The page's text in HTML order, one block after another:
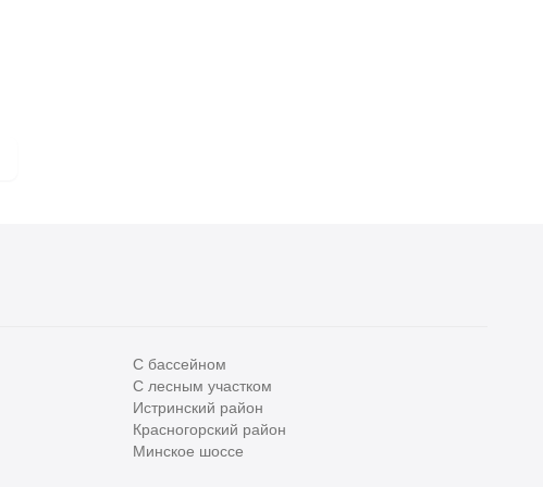
С бассейном
С лесным участком
Истринский район
Красногорский район
Минское шоссе
Все
Сегодня